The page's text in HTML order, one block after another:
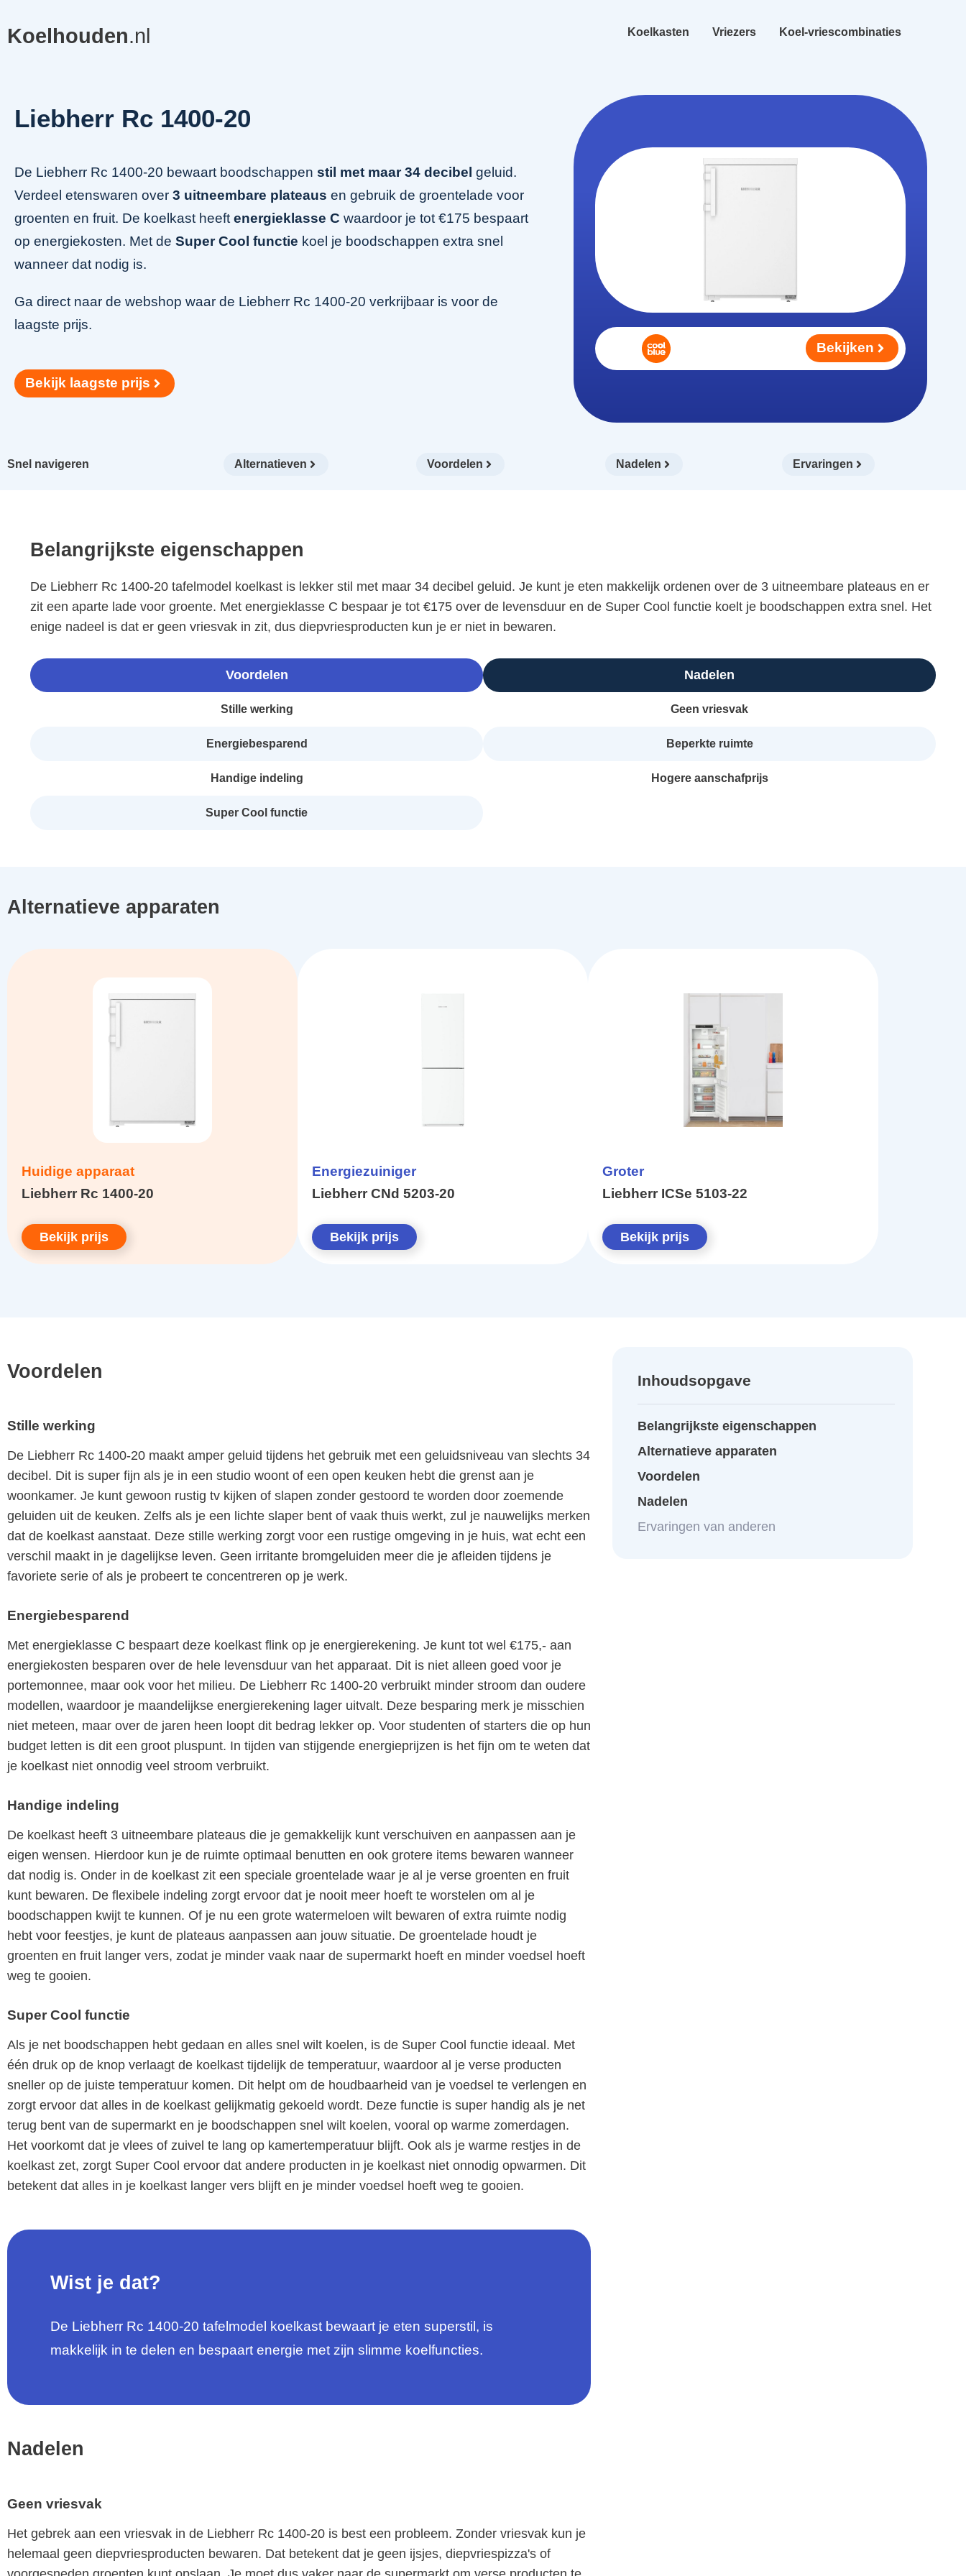
Koelhouden.nl Koelkasten Vriezers Koel-vriescombinaties
Liebherr Rc 1400-20
De Liebherr Rc 1400-20 bewaart boodschappen stil met maar 34 decibel geluid.
Verdeel etenswaren over 3 uitneembare plateaus en gebruik de groentelade voor
groenten en fruit. De koelkast heeftenergieklasse C waardoor je tot €175 bespaart
op energiekosten. Met de Super Cool functie koel je boodschappen extra snel
wanneer dat nodig is.
Ga direct naar de webshop waar de Liebherr Rc 1400-20 verkrijbaar is voor de
laagste prijs.
Bekijk laagste prijs
Bekijken
Snel navigeren Alternatieven Voordelen Nadelen Ervaringen
Belangrijkste eigenschappen
De Liebherr Rc 1400-20 tafelmodel koelkast is lekker stil met maar 34 decibel geluid. Je kunt je eten makkelijk ordenen over de 3 uitneembare plateaus en er
zit een aparte lade voor groente. Met energieklasse C bespaar je tot €175 over de levensduur en de Super Cool functie koelt je boodschappen extra snel. Het
enige nadeel is dat er geen vriesvak in zit, dus diepvriesproducten kun je er niet in bewaren.
Voordelen
Stille werking
Energiebesparend
Handige indeling
Super Cool functie
Nadelen
Geen vriesvak
Beperkte ruimte
Hogere aanschafprijs
Alternatieve apparaten
Huidige apparaat
Liebherr Rc 1400-20
Bekijk prijs
Energiezuiniger
Liebherr CNd 5203-20
Bekijk prijs
Groter
Liebherr ICSe 5103-22
Bekijk prijs
Voordelen
Stille werking
De Liebherr Rc 1400-20 maakt amper geluid tijdens het gebruik met een geluidsniveau van slechts 34
decibel. Dit is super fijn als je in een studio woont of een open keuken hebt die grenst aan je
woonkamer. Je kunt gewoon rustig tv kijken of slapen zonder gestoord te worden door zoemende
geluiden uit de keuken. Zelfs als je een lichte slaper bent of vaak thuis werkt, zul je nauwelijks merken
dat de koelkast aanstaat. Deze stille werking zorgt voor een rustige omgeving in je huis, wat echt een
verschil maakt in je dagelijkse leven. Geen irritante bromgeluiden meer die je afleiden tijdens je
favoriete serie of als je probeert te concentreren op je werk.
Energiebesparend
Met energieklasse C bespaart deze koelkast flink op je energierekening. Je kunt tot wel €175,- aan
energiekosten besparen over de hele levensduur van het apparaat. Dit is niet alleen goed voor je
portemonnee, maar ook voor het milieu. De Liebherr Rc 1400-20 verbruikt minder stroom dan oudere
modellen, waardoor je maandelijkse energierekening lager uitvalt. Deze besparing merk je misschien
niet meteen, maar over de jaren heen loopt dit bedrag lekker op. Voor studenten of starters die op hun
budget letten is dit een groot pluspunt. In tijden van stijgende energieprijzen is het fijn om te weten dat
je koelkast niet onnodig veel stroom verbruikt.
Handige indeling
De koelkast heeft 3 uitneembare plateaus die je gemakkelijk kunt verschuiven en aanpassen aan je
eigen wensen. Hierdoor kun je de ruimte optimaal benutten en ook grotere items bewaren wanneer
dat nodig is. Onder in de koelkast zit een speciale groentelade waar je al je verse groenten en fruit
kunt bewaren. De flexibele indeling zorgt ervoor dat je nooit meer hoeft te worstelen om al je
boodschappen kwijt te kunnen. Of je nu een grote watermeloen wilt bewaren of extra ruimte nodig
hebt voor feestjes, je kunt de plateaus aanpassen aan jouw situatie. De groentelade houdt je
groenten en fruit langer vers, zodat je minder vaak naar de supermarkt hoeft en minder voedsel hoeft
weg te gooien.
Super Cool functie
Als je net boodschappen hebt gedaan en alles snel wilt koelen, is de Super Cool functie ideaal. Met
één druk op de knop verlaagt de koelkast tijdelijk de temperatuur, waardoor al je verse producten
sneller op de juiste temperatuur komen. Dit helpt om de houdbaarheid van je voedsel te verlengen en
zorgt ervoor dat alles in de koelkast gelijkmatig gekoeld wordt. Deze functie is super handig als je net
terug bent van de supermarkt en je boodschappen snel wilt koelen, vooral op warme zomerdagen.
Het voorkomt dat je vlees of zuivel te lang op kamertemperatuur blijft. Ook als je warme restjes in de
koelkast zet, zorgt Super Cool ervoor dat andere producten in je koelkast niet onnodig opwarmen. Dit
betekent dat alles in je koelkast langer vers blijft en je minder voedsel hoeft weg te gooien.
Inhoudsopgave
Belangrijkste eigenschappen
Alternatieve apparaten
Voordelen
Nadelen
Ervaringen van anderen
Wist je dat?
De Liebherr Rc 1400-20 tafelmodel koelkast bewaart je eten superstil, is
makkelijk in te delen en bespaart energie met zijn slimme koelfuncties.
Nadelen
Geen vriesvak
Het gebrek aan een vriesvak in de Liebherr Rc 1400-20 is best een probleem. Zonder vriesvak kun je
helemaal geen diepvriesproducten bewaren. Dat betekent dat je geen ijsjes, diepvriespizza's of